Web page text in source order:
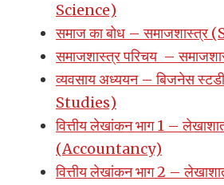
Science)
समाज का बोध – समाजशास्त्र
समाजशास्त्र परिचय –
व्यवसाय अध्ययन – बिजनेस
Studies)
वित्तीय लेखांकन भाग 1 –
(Accountancy)
वित्तीय लेखांकन भाग 2 –